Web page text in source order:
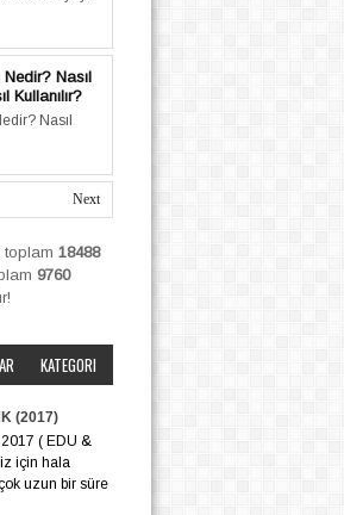
Nasıl
Kullanılır?
Nasıl
Next
toplam 18488
9760
KATEGORI
(2017)
( EDU &
için hala
uzun bir süre